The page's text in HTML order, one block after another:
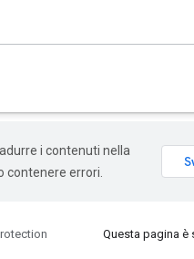
i contenuti nella
contenere errori.
Questa pagina è